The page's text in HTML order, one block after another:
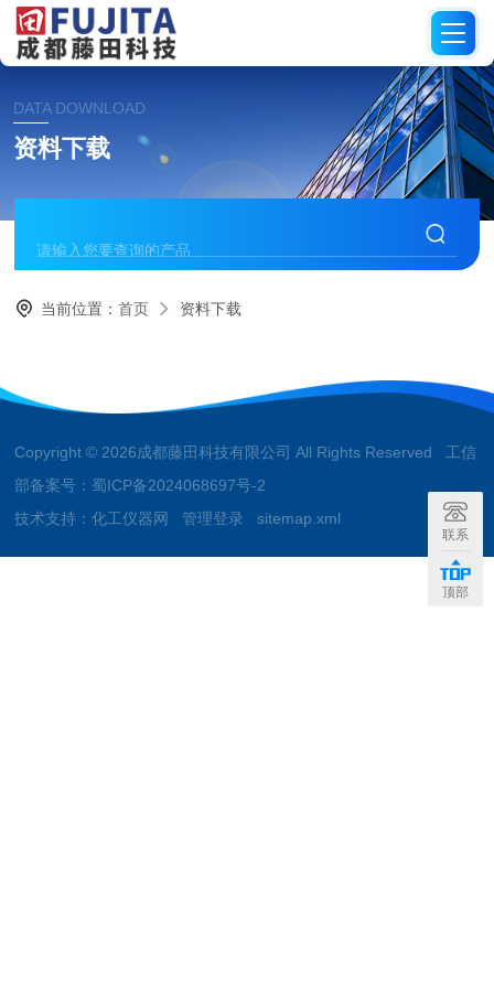
DATA DOWNLOAD
资料下载
当前位置：首页 资料下载
Copyright © 2026成都藤田科技有限公司 All Rights Reserved 工信
部备案号：蜀ICP备2024068697号-2
技术支持：化工仪器网 管理登录 sitemap.xml
联系
顶部